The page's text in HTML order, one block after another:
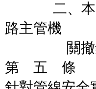
二、本自
路主管機
關撤銷
第 五 條 既